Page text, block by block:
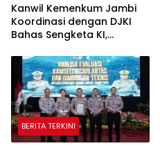
Kanwil Kemenkum Jambi
Koordinasi dengan DJKI
Bahas Sengketa KI,
Sultan Thaha
BERITA TERKINI